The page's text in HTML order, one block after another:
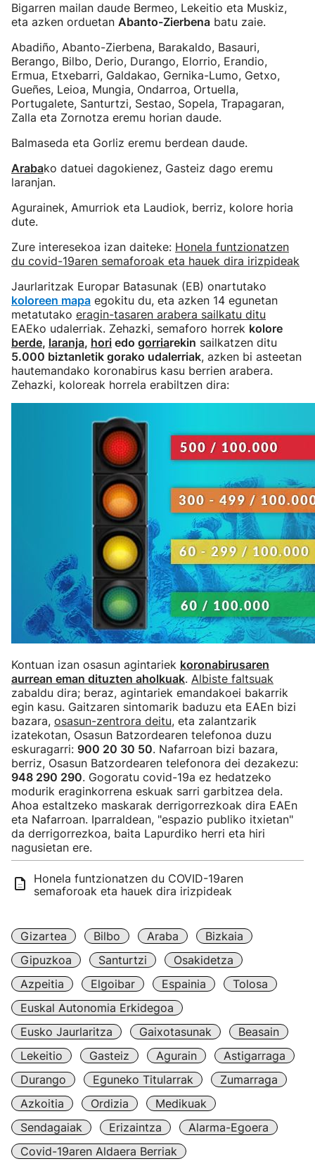
Bigarren mailan daude Bermeo, Lekeitio eta Muskiz,
eta azken orduetan Abanto-Zierbena batu zaie.
Abadiño, Abanto-Zierbena, Barakaldo, Basauri,
Berango, Bilbo, Derio, Durango, Elorrio, Erandio,
Ermua, Etxebarri, Galdakao, Gernika-Lumo, Getxo,
Gueñes, Leioa, Mungia, Ondarroa, Ortuella,
Portugalete, Santurtzi, Sestao, Sopela, Trapagaran,
Zalla eta Zornotza eremu horian daude.
Balmaseda eta Gorliz eremu berdean daude.
Arabako datuei dagokienez, Gasteiz dago eremu
laranjan.
Agurainek, Amurriok eta Laudiok, berriz, kolore horia
dute.
Zure interesekoa izan daiteke: Honela funtzionatzen
du covid-19aren semaforoak eta hauek dira irizpideak
Jaurlaritzak Europar Batasunak (EB) onartutako
koloreen mapa egokitu du, eta azken 14 egunetan
metatutako eragin-tasaren arabera sailkatu ditu
EAEko udalerriak. Zehazki, semaforo horrek kolore
berde, laranja, hori edo gorriarekin sailkatzen ditu
5.000 biztanletik gorako udalerriak, azken bi asteetan
hautemandako koronabirus kasu berrien arabera.
Zehazki, koloreak horrela erabiltzen dira:
Kontuan izan osasun agintariek koronabirusaren
aurrean eman dituzten aholkuak. Albiste faltsuak
zabaldu dira; beraz, agintariek emandakoei bakarrik
egin kasu. Gaitzaren sintomarik baduzu eta EAEn bizi
bazara, osasun-zentrora deitu, eta zalantzarik
izatekotan, Osasun Batzordearen telefonoa duzu
eskuragarri: 900 20 30 50. Nafarroan bizi bazara,
berriz, Osasun Batzordearen telefonora dei dezakezu:
948 290 290. Gogoratu covid-19a ez hedatzeko
modurik eraginkorrena eskuak sarri garbitzea dela.
Ahoa estaltzeko maskarak derrigorrezkoak dira EAEn
eta Nafarroan. Iparraldean, "espazio publiko itxietan"
da derrigorrezkoa, baita Lapurdiko herri eta hiri
nagusietan ere.
Honela funtzionatzen du COVID-19aren
semaforoak eta hauek dira irizpideak
Gizartea Bilbo Araba
Bizkaia
Gipuzkoa
Santurtzi
Osakidetza
Azpeitia
Elgoibar Espainia
Tolosa
Euskal Autonomia Erkidegoa
Eusko Jaurlaritza
Gaixotasunak
Beasain
Lekeitio
Gasteiz Agurain
Astigarraga
Durango
Eguneko Titularrak
Zumarraga
Azkoitia
Ordizia
Medikuak
Sendagaiak
Erizaintza
Alarma-Egoera
Covid-19aren Aldaera Berriak